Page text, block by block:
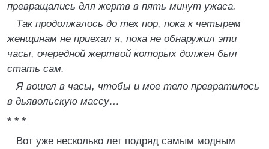
превращались для жертв в пять минут ужаса.
Так продолжалось до тех пор, пока к четырем
женщинам не приехал я, пока не обнаружил эти
часы, очередной жертвой которых должен был
стать сам.
Я вошел в часы, чтобы и мое тело превратилось
в дьявольскую массу…
* * *
Вот уже несколько лет подряд самым модным